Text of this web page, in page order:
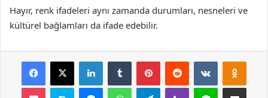
Hayır, renk ifadeleri aynı zamanda durumları, nesneleri ve
kültürel bağlamları da ifade edebilir.
Facebook
X LinkedInTumblr PinterestReddit VKontakte
Pocket Skype MessengerWhatsAppTelegramViber Line E-Posta ile